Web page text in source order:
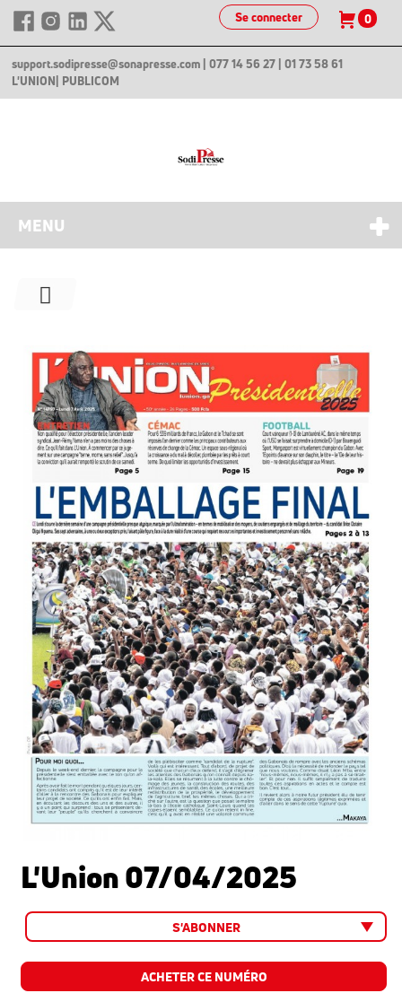
Se connecter 0
support.sodipresse@sonapresse.com | 077 14 56 27 | 01 73 58 61
L'UNION | PUBLICOM
MENU
L'Union 07/04/2025
S'ABONNER
ACHETER CE NUMÉRO